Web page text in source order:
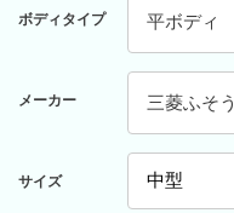
ボディタイプ 平ボディ
メーカー 三菱ふそう
サイズ